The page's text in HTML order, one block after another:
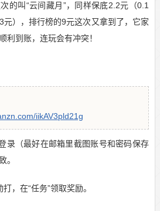
的叫“云间藏月”，同样保底2.2元（0.1
），排行榜的9元这次又拿到了，它家
利到账，连玩会有冲突！
iikAV3pld21g
录（最好在邮箱里截图账号和密码保存
。
，在“任务”领取奖励。